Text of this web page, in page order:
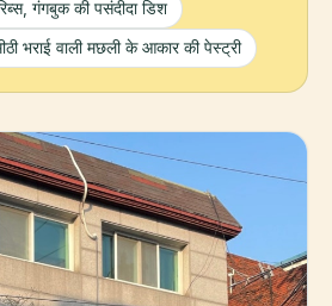
गंगबुक की पसंदीदा डिश
भराई वाली मछली के आकार की पेस्ट्री